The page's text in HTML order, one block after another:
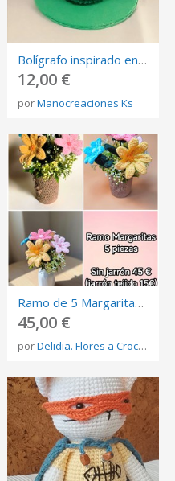
Bolígrafo inspirado en el Principe Justin de la pelicula "El castillo ambulante"
12,00 €
porManocreaciones Ks
Ramo de 5 Margaritas Tejidas a Crochet | Opción con Jarrón
45,00 €
porDelidia. Flores a Crochet����